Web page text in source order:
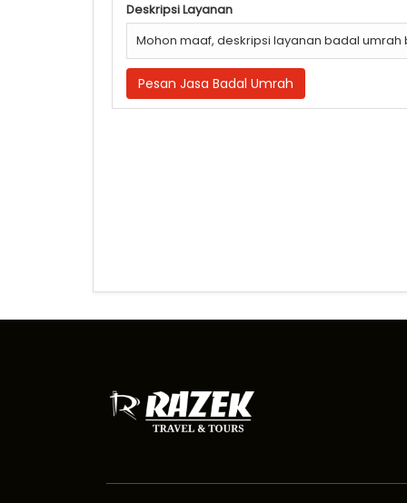
Deskripsi Layanan
Mohon maaf, deskripsi layanan badal
Pesan Jasa Badal Umrah